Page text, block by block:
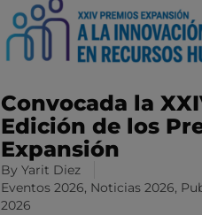
Convocada la
Edición de los
Expansión
By Yarit Diez
Eventos 2026, Noticias 2026,
2026